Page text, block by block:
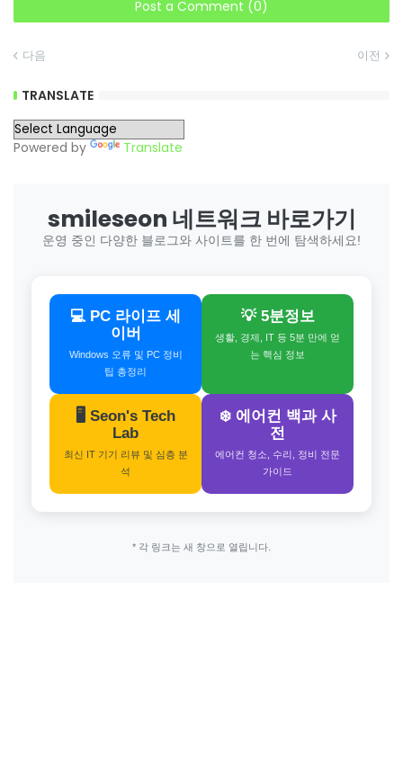
Post a Comment (0)
다음 이전
TRANSLATE
Powered by Translate
smileseon 네트워크 바로가기
운영 중인 다양한 블로그와 사이트를 한 번에 탐색하세요!
💻 PC 라이프 세
이버
Windows 오류 및 PC 정비
팁 총정리
💡 5분정보
생활, 경제, IT 등 5분 만에 얻
는 핵심 정보
🖥️ Seon's Tech
Lab
최신 IT 기기 리뷰 및 심층 분
석
❄️ 에어컨 백과 사
전
에어컨 청소, 수리, 정비 전문
가이드
* 각 링크는 새 창으로 열립니다.